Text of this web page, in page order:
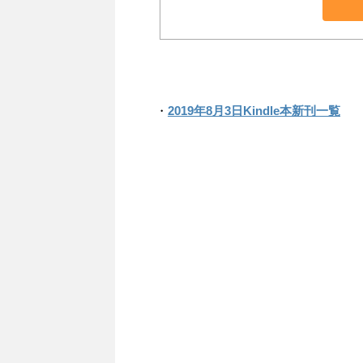
・ 2019年8月3日Kindle本新刊一覧